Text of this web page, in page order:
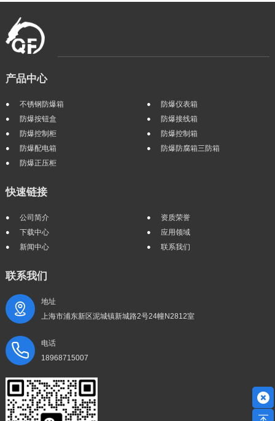
产品中心
不锈钢防爆箱
防爆仪表箱
防爆按钮盒
防爆接线箱
防爆控制柜
防爆控制箱
防爆配电箱
防爆防腐箱三防箱
防爆正压柜
快速链接
公司简介
资质荣誉
下载中心
应用领域
新闻中心
联系我们
联系我们
地址
上海市浦东新区泥城镇新城路2号24幢N2812室
电话
18968715007